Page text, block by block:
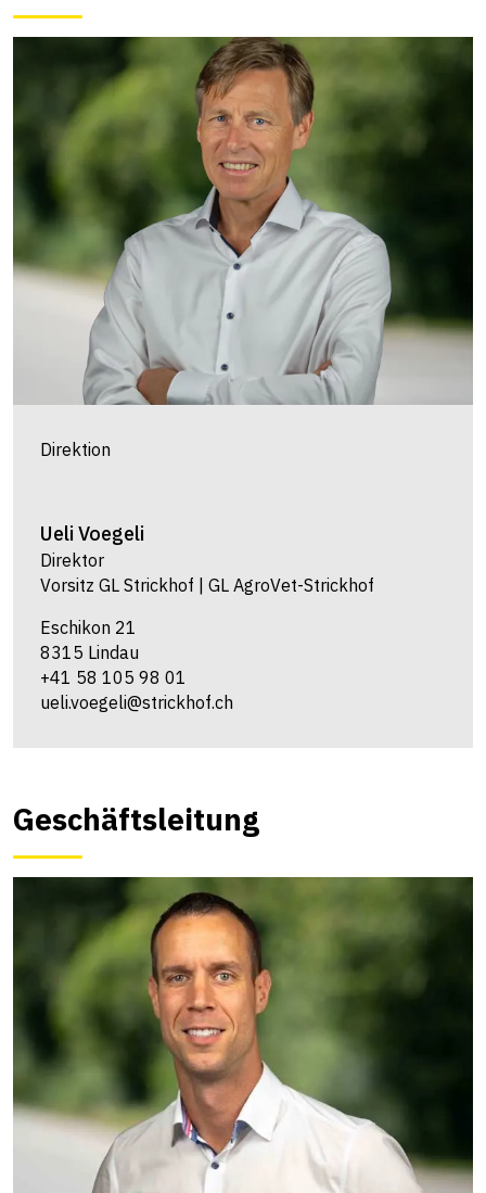
Direktion
Ueli Voegeli
Direktor
Vorsitz GL Strickhof | GL AgroVet-Strickhof
Eschikon 21
8315 Lindau
+41 58 105 98 01
ueli.voegeli@strickhof.ch
Geschäftsleitung